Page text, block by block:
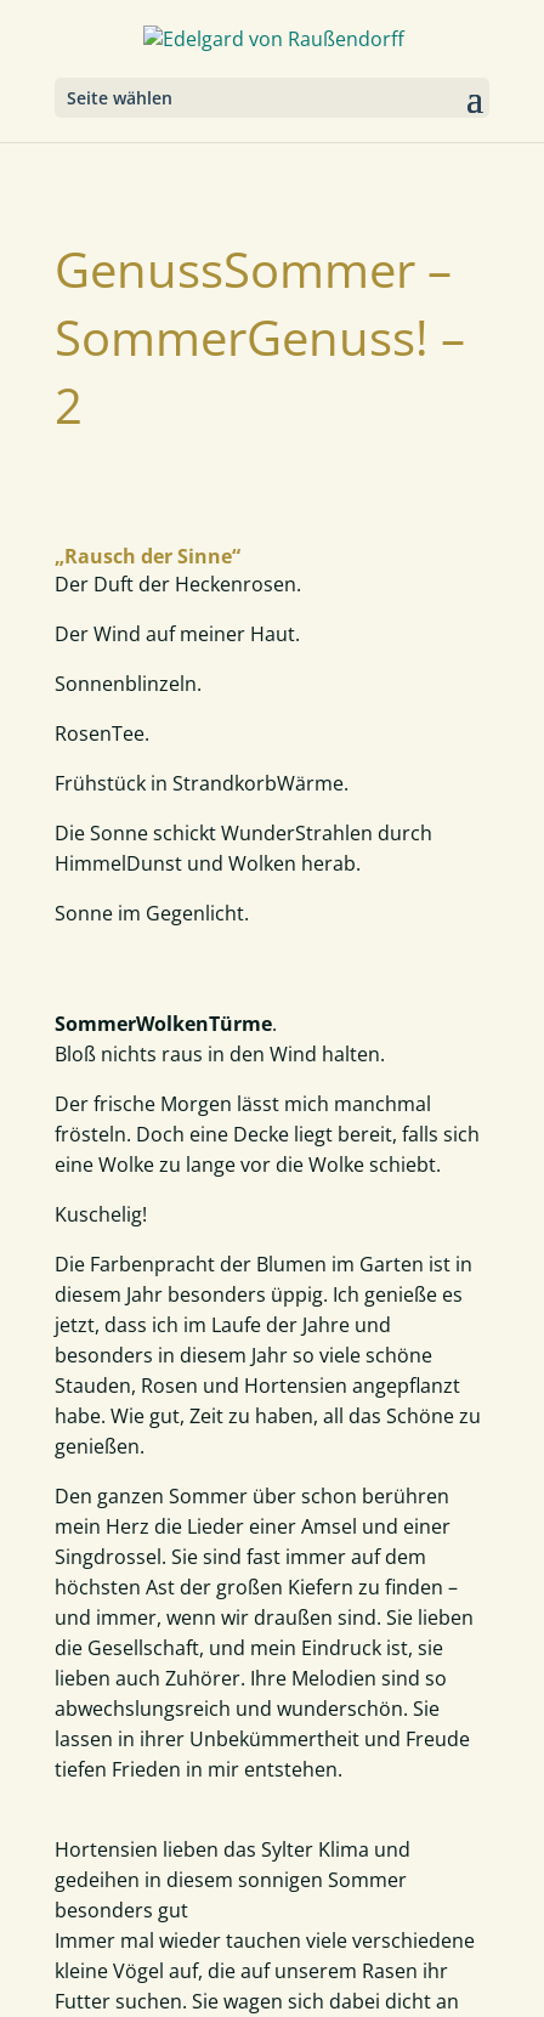
Seite wählen
GenussSommer –
SommerGenuss! –
2
„Rausch der Sinne“
Der Duft der Heckenrosen.
Der Wind auf meiner Haut.
Sonnenblinzeln.
RosenTee.
Frühstück in StrandkorbWärme.
Die Sonne schickt WunderStrahlen durch
HimmelDunst und Wolken herab.
Sonne im Gegenlicht.
SommerWolkenTürme.
Bloß nichts raus in den Wind halten.
Der frische Morgen lässt mich manchmal
frösteln. Doch eine Decke liegt bereit, falls sich
eine Wolke zu lange vor die Wolke schiebt.
Kuschelig!
Die Farbenpracht der Blumen im Garten ist in
diesem Jahr besonders üppig. Ich genieße es
jetzt, dass ich im Laufe der Jahre und
besonders in diesem Jahr so viele schöne
Stauden, Rosen und Hortensien angepflanzt
habe. Wie gut, Zeit zu haben, all das Schöne zu
genießen.
Den ganzen Sommer über schon berühren
mein Herz die Lieder einer Amsel und einer
Singdrossel. Sie sind fast immer auf dem
höchsten Ast der großen Kiefern zu finden –
und immer, wenn wir draußen sind. Sie lieben
die Gesellschaft, und mein Eindruck ist, sie
lieben auch Zuhörer. Ihre Melodien sind so
abwechslungsreich und wunderschön. Sie
lassen in ihrer Unbekümmertheit und Freude
tiefen Frieden in mir entstehen.
Hortensien lieben das Sylter Klima und
gedeihen in diesem sonnigen Sommer
besonders gut
Immer mal wieder tauchen viele verschiedene
kleine Vögel auf, die auf unserem Rasen ihr
Futter suchen. Sie wagen sich dabei dicht an